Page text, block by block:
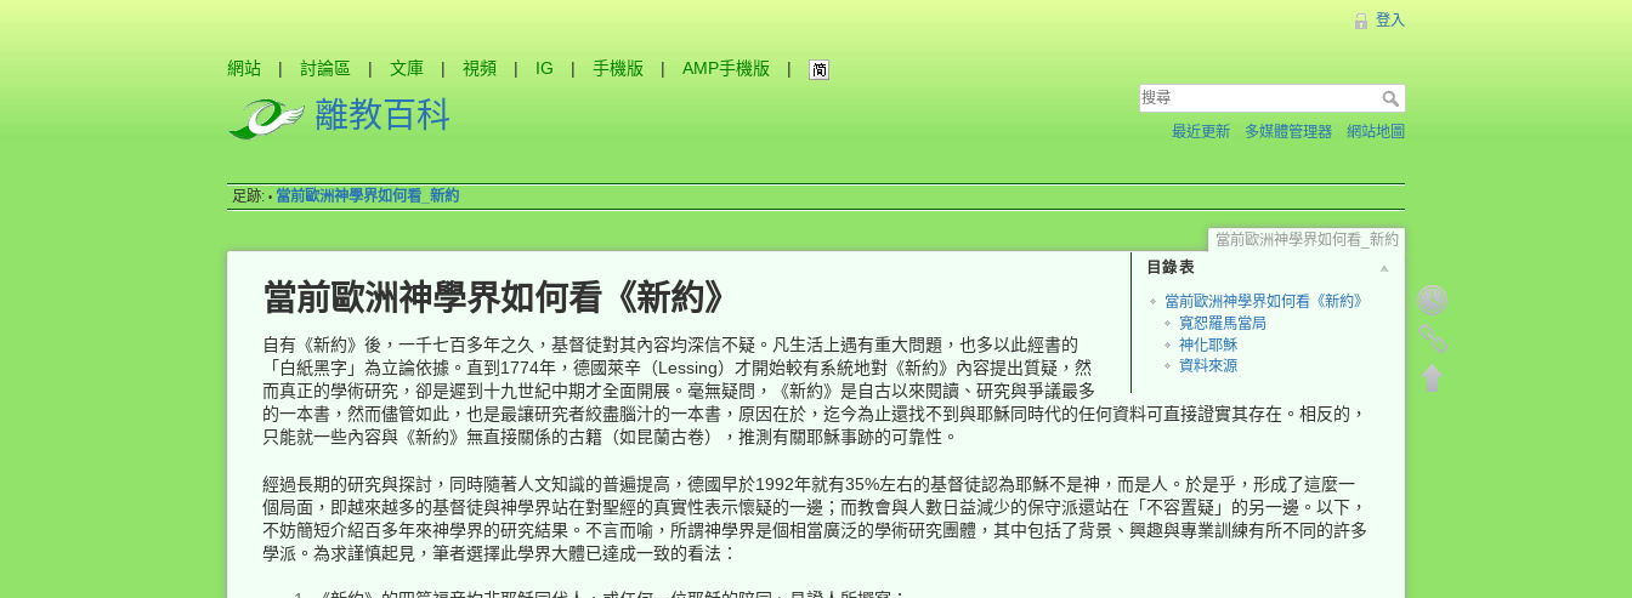
網站 | 討論區 | 文庫 | 視頻 | IG | 手機版 | AMP手機版 |
離教百科
登入
最近更新 多媒體管理器 網站地圖
足跡: • 當前歐洲神學界如何看_新約
當前歐洲神學界如何看_新約
目錄表
當前歐洲神學界如何看《新約》
寬恕羅馬當局
神化耶穌
資料來源
當前歐洲神學界如何看《新約》
自有《新約》後，一千七百多年之久，基督徒對其內容均深信不疑。凡生活上遇有重大問題，也多以此經書的
「白紙黑字」為立論依據。直到1774年，德國萊辛（Lessing）才開始較有系統地對《新約》內容提出質疑，然
而真正的學術研究，卻是遲到十九世紀中期才全面開展。毫無疑問，《新約》是自古以來閱讀、研究與爭議最多
的一本書，然而儘管如此，也是最讓研究者絞盡腦汁的一本書，原因在於，迄今為止還找不到與耶穌同時代的任何資料可直接證實其存在。相反的，
只能就一些內容與《新約》無直接關係的古籍（如昆蘭古卷），推測有關耶穌事跡的可靠性。
經過長期的研究與探討，同時隨著人文知識的普遍提高，德國早於1992年就有35%左右的基督徒認為耶穌不是神，而是人。於是乎，形成了這麼一
個局面，即越來越多的基督徒與神學界站在對聖經的真實性表示懷疑的一邊；而教會與人數日益減少的保守派還站在「不容置疑」的另一邊。以下，
不妨簡短介紹百多年來神學界的研究結果。不言而喻，所謂神學界是個相當廣泛的學術研究團體，其中包括了背景、興趣與專業訓練有所不同的許多
學派。為求謹慎起見，筆者選擇此學界大體已達成一致的看法：